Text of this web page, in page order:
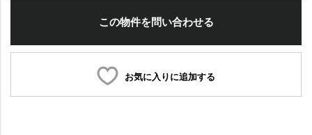
この物件を問い合わせる
お気に入りに追加する